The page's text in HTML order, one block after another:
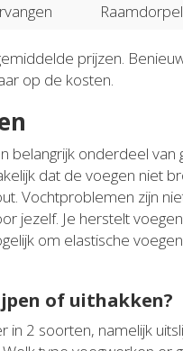
prijzen.
op de kosten.
belangrijk onderdeel
dat de voegen niet
Vochtproblemen zijn
jezelf. Je herstelt
om elastische
of uithakken?
in 2 soorten, namelijk